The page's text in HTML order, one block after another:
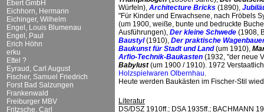
Ebert GmbH
Eichhorn, Hermann
Eichinger, Wilhelm
Engel, Louis Blumenau
Engel, Paul
Erich Höhn
erku
Ettel ?
Eyraud, Carl August
Fischer, Samuel Friedrich
Forst Bad Salzungen
Frankenwald
Freiburger MBV
Fritzsche, Carl
Würfeln), Architecture Bricks (1890),
"Für Kinder und Erwachsene, nach Fröbels
(um 1900, weiße, bunte und bedruckte
Ausführungen), Der kleine Schwede (1908,
Baustyl(1910), Der praktische
Baukunst für Stadt und Land(um 1910),
Arfio-Technik-Baukasten (1932, "der neue
Babylust(um 1900 / 1910). 1972
Holzspielwaren Olbernhau.
Heute werden Baukästen im Fischer-Stil
Literatur
DS/DSZ 1910ff.; DSA 1935ff.; BACHMANN